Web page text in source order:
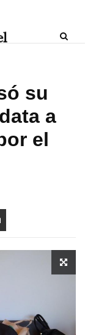
su
a
el